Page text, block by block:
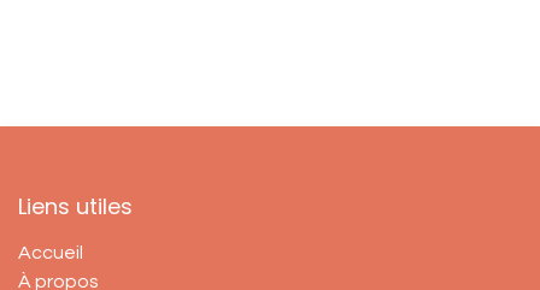
Liens utiles
Accueil
À propos